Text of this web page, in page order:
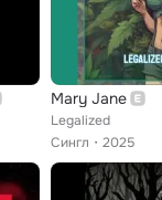
Mary Jane
Legalized
Сингл
2025